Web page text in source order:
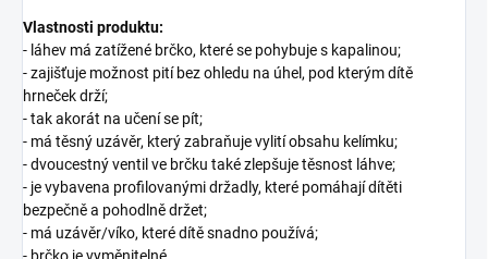
Vlastnosti produktu:
- láhev má zatížené brčko, které se pohybuje s kapalinou;
- zajišťuje možnost pití bez ohledu na úhel, pod kterým dítě
hrneček drží;
- tak akorát na učení se pít;
- má těsný uzávěr, který zabraňuje vylití obsahu kelímku;
- dvoucestný ventil ve brčku také zlepšuje těsnost láhve;
- je vybavena profilovanými držadly, které pomáhají dítěti
bezpečně a pohodlně držet;
- má uzávěr/víko, které dítě snadno používá;